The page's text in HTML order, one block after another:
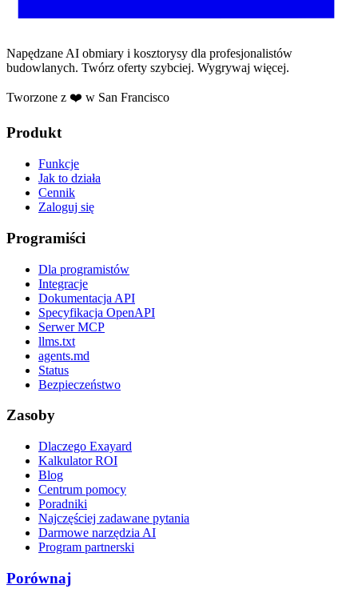
Napędzane AI obmiary i kosztorysy dla profesjonalistów
budowlanych. Twórz oferty szybciej. Wygrywaj więcej.
Tworzone z ❤️ w San Francisco
Produkt
Funkcje
Jak to działa
Cennik
Zaloguj się
Programiści
Dla programistów
Integracje
Dokumentacja API
Specyfikacja OpenAPI
Serwer MCP
llms.txt
agents.md
Status
Bezpieczeństwo
Zasoby
Dlaczego Exayard
Kalkulator ROI
Blog
Centrum pomocy
Poradniki
Najczęściej zadawane pytania
Darmowe narzędzia AI
Program partnerski
Porównaj